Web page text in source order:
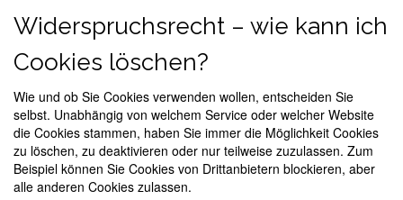
Widerspruchsrecht – wie kann ich
Cookies löschen?
Wie und ob Sie Cookies verwenden wollen, entscheiden Sie
selbst. Unabhängig von welchem Service oder welcher Website
die Cookies stammen, haben Sie immer die Möglichkeit Cookies
zu löschen, zu deaktivieren oder nur teilweise zuzulassen. Zum
Beispiel können Sie Cookies von Drittanbietern blockieren, aber
alle anderen Cookies zulassen.